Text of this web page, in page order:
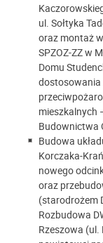
ul. Sołtyka
oraz montaż
SPZOZ-ZZ w
Domu
dostosowania
mieszkalnych
Budownictwa
Budowa
Korczaka-
nowego
oraz
(starodrożem
Rozbudowa
Rzeszowa